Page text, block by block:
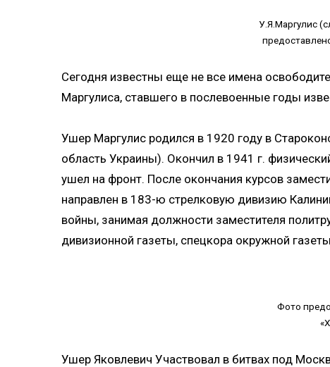
У.Я.Маргулис
Сегодня известны еще не все имена
Маргулиса, ставшего в послевоенные годы
Ушер Маргулис родился в 1920 году в
область Украины). Окончил в 1941 г.
ушел на фронт. После окончания курсов
направлен в 183-ю стрелковую дивизию
войны, занимая должности заместителя
дивизионной газеты, спецкора окружной
Фото
Ушер Яковлевич Участвовал в битвах под